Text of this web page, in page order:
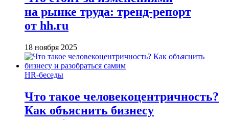
на рынке труда: тренд-репорт
от hh.ru
18 ноября 2025
HR-беседы
Что такое человеко­центричность?
Как объяснить бизнесу